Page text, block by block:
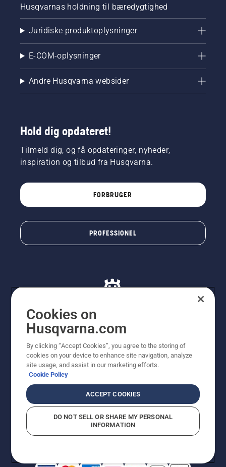
Husqvarnas holdning til bæredygtighed
Juridiske produktoplysninger
E-COM-oplysninger
Andre Husqvarna websider
Hold dig opdateret!
Tilmeld dig, og få opdateringer, nyheder,
inspiration og tilbud fra Husqvarna.
FORBRUGER
PROFESSIONEL
viste priser er vejledende udsalgspriser. Der tages
forbehold for stave- og trykfejl samt prisændringer. Vi
stræber efter at have så nøjagtige oplysningerne på
dette websted som muligt. Alle anførte priser er
vejledende udsalgspriser (inkl. moms), medmindre
CookiepolitikAnvendelsesvilkår
Bekendtgørelse vedr. beskyttelse af personlige oplysninger
Rapporter formodede overtrædelser
Cookies on
Husqvarna.com
By clicking “Accept Cookies”, you agree to the storing of
cookies on your device to enhance site navigation, analyze
site usage, and assist in our marketing efforts.
Cookie Policy
ACCEPT COOKIES
DO NOT SELL OR SHARE MY PERSONAL
INFORMATION